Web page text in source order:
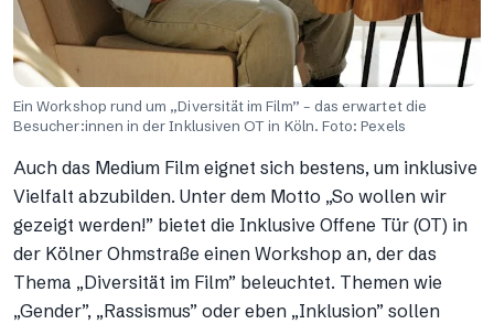
Ein Workshop rund um „Diversität im Film” – das erwartet die
Besucher:innen in der Inklusiven OT in Köln. Foto: Pexels
Auch das Medium Film eignet sich bestens, um inklusive
Vielfalt abzubilden. Unter dem Motto „So wollen wir
gezeigt werden!” bietet die Inklusive Offene Tür (OT) in
der Kölner Ohmstraße einen Workshop an, der das
Thema „Diversität im Film” beleuchtet. Themen wie
„Gender”, „Rassismus” oder eben „Inklusion” sollen